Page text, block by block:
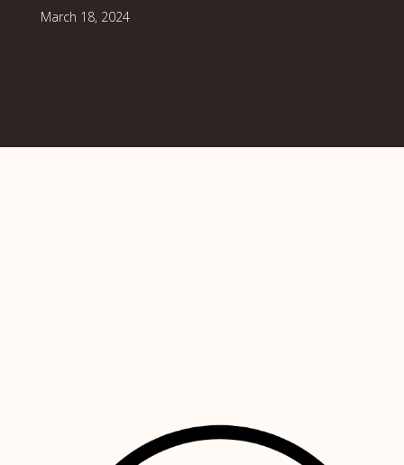
March 18, 2024